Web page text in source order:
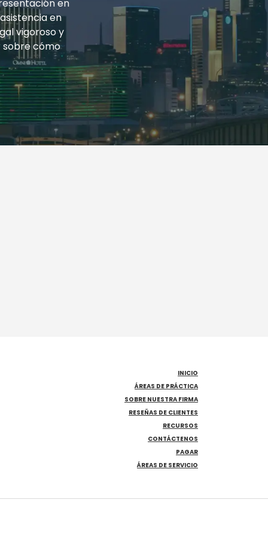
en
en
vigoroso y
sobre cómo
INICIO
ÁREAS DE PRÁCTICA
SOBRE NUESTRA FIRMA
RESEÑAS DE CLIENTES
RECURSOS
CONTÁCTENOS
PAGAR
ÁREAS DE SERVICIO